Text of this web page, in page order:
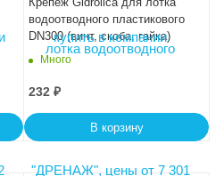
водоотводного пластикового
DN300 (винт, скоба, гайка)
Много
232 ₽
В корзину